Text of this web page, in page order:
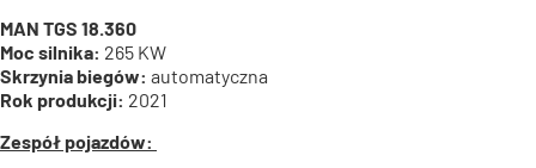
MAN TGS 18.360
Moc silnika: 265 KW
Skrzynia biegów: automatyczna
Rok produkcji: 2021
Zespół pojazdów: